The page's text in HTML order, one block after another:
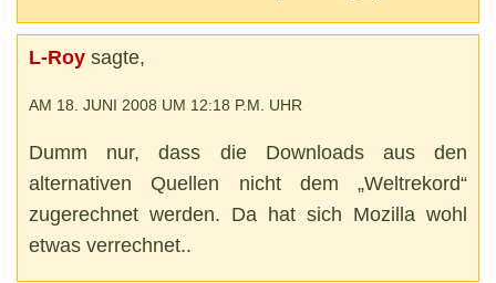
L-Roy sagte,
AM 18. JUNI 2008 UM 12:18 P.M. UHR
Dumm nur, dass die Downloads aus den
alternativen Quellen nicht dem „Weltrekord“
zugerechnet werden. Da hat sich Mozilla wohl
etwas verrechnet..